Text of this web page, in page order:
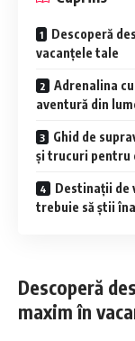
Descoperă
vacanțele tale
Adrenalina
aventură din
Ghid de
și trucuri pentru
Destinații de
trebuie să știi
Descoperă
maxim în